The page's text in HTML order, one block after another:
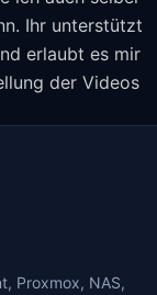
Ihr unterstützt
erlaubt es mir
der Videos
Proxmox, NAS,